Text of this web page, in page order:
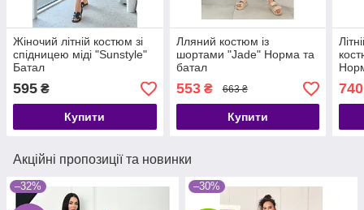
Жіночий літній костюм зі
спідницею міді "Sunstyle"
Батал
595 ₴
Купити
Лляний костюм із
шортами "Jade" Норма та
батал
553₴ 663 ₴
Купити
740
Акційні пропозиції та новинки
–32% –30%